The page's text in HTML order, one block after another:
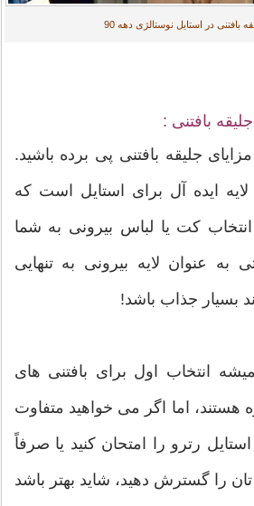
بافتنی در استایل نوستالژی دهه 90
بافتنی :
مزایای جلیقه بافتنی پی برده باشید.
ایده آل برای استایل است که
کت یا لباس بیرونی به شما
عنوان لایه بیرونی به تنهایی
بسیار جذاب باشد!
انتخاب اول برای بافتنی های
هستند، اما اگر می خواهید متفاوت
رترو را امتحان کنید یا صرفاً
را گسترش دهید، شاید بهتر باشد